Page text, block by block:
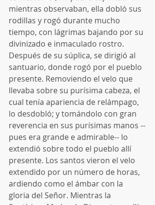
mientras observaban, ella dobló sus
rodillas y rogó durante mucho
tiempo, con lágrimas bajando por su
divinizado e inmaculado rostro.
Después de su súplica, se dirigió al
santuario, donde rogó por el pueblo
presente. Removiendo el velo que
llevaba sobre su purísima cabeza, el
cual tenía apariencia de relámpago,
lo desdobló; y tomándolo con gran
reverencia en sus purísimas manos --
pues era grande e admirable-- lo
extendió sobre todo el pueblo allí
presente. Los santos vieron el velo
extendido por un número de horas,
ardiendo como el ámbar con la
gloria del Señor. Mientras la